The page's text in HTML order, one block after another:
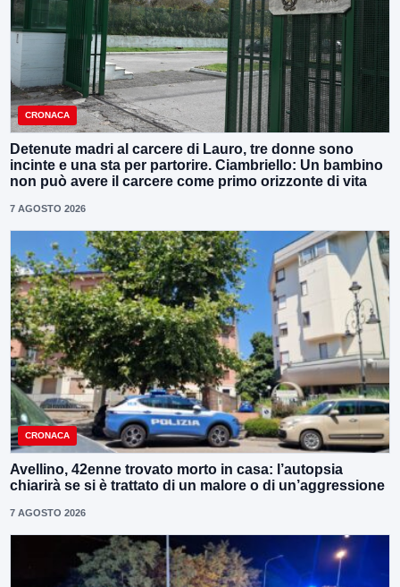
CRONACA
Detenute madri al carcere di Lauro, tre donne sono
incinte e una sta per partorire. Ciambriello: Un bambino
non può avere il carcere come primo orizzonte di vita
7 AGOSTO 2026
CRONACA
Avellino, 42enne trovato morto in casa: l’autopsia
chiarirà se si è trattato di un malore o di un’aggressione
7 AGOSTO 2026